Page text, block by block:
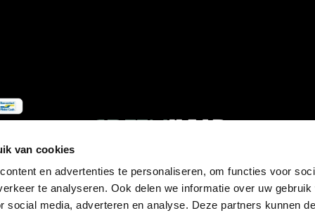
van cookies
en advertenties te personaliseren, om functies voor
te analyseren. Ook delen we informatie over uw gebruik
social media, adverteren en analyse. Deze partners kunnen
© Copyright2026- Theme RePos - Theme ByDMWSx Plus+ -RSS-feed